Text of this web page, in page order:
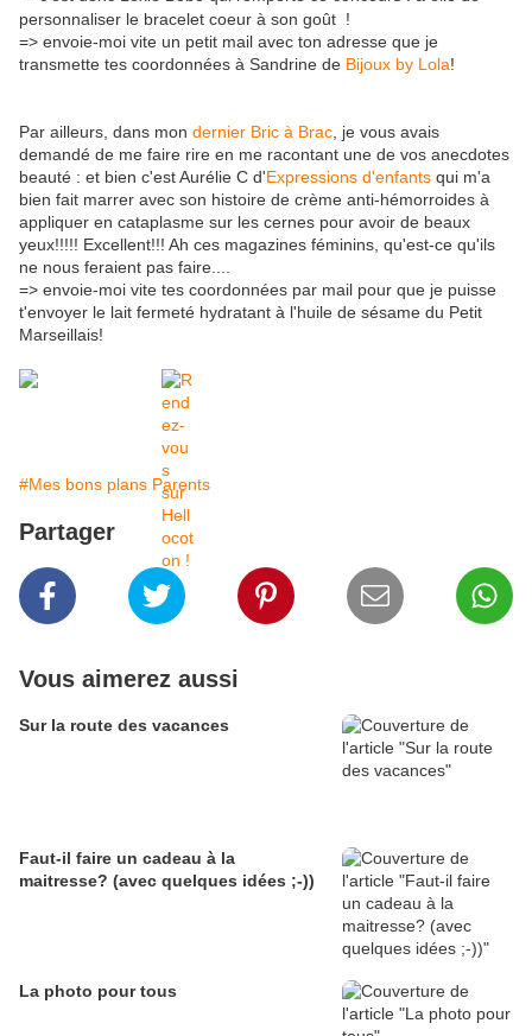
personnaliser le bracelet coeur à son goût !
=> envoie-moi vite un petit mail avec ton adresse que je
transmette tes coordonnées à Sandrine de Bijoux by Lola!
Par ailleurs, dans mon dernier Bric à Brac , je vous avais
demandé de me faire rire en me racontant une de vos anecdotes
beauté : et bien c'est Aurélie C d'Expressions d'enfants qui m'a
bien fait marrer avec son histoire de crème anti-hémorroides à
appliquer en cataplasme sur les cernes pour avoir de beaux
yeux!!!!! Excellent!!! Ah ces magazines féminins, qu'est-ce qu'ils
ne nous feraient pas faire....
=> envoie-moi vite tes coordonnées par mail pour que je puisse
t'envoyer le lait fermeté hydratant à l'huile de sésame du Petit
Marseillais!
#Mes bons plans Parents
Partager
Vous aimerez aussi
Sur la route des vacances
Faut-il faire un cadeau à la
maitresse? (avec quelques idées ;-))
La photo pour tous